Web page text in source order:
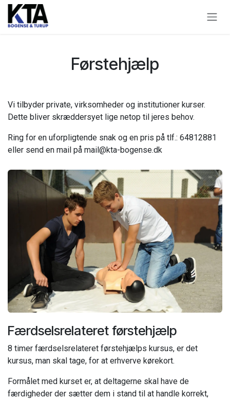
Skip to Content
Førstehjælp
Vi tilbyder private, virksomheder og institutioner kurser.
Dette bliver skræddersyet lige netop til jeres behov.
Ring for en uforpligtende snak og en pris på tlf.: 64812881
eller send en mail på mail@kta-bogense.dk
Færdselsrelateret førstehjælp
8 timer færdselsrelateret førstehjælps kursus, er det
kursus, man skal tage, for at erhverve kørekort.
Formålet med kurset er, at deltagerne skal have de
færdigheder der sætter dem i stand til at handle korrekt,